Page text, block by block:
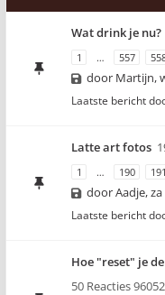
Wat drink je nu?
1 … 557
door Martijn,
Laatste bericht
Latte art fotos
1 … 190 191
doorAadje,za
Laatste bericht
Hoe "reset" je
50 Reacties